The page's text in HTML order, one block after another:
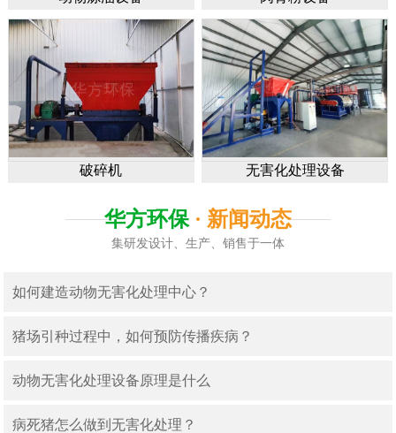
破碎机 无害化处理设备
华方环保· 新闻动态
集研发设计、生产、销售于一体
如何建造动物无害化处理中心？
猪场引种过程中，如何预防传播疾病？
动物无害化处理设备原理是什么
病死猪怎么做到无害化处理？